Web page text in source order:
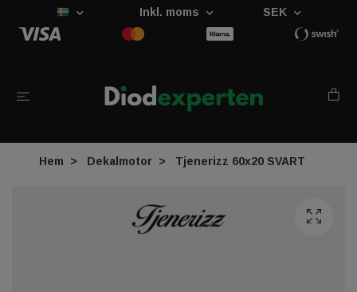
Inkl. moms SEK
Hem Dekalmotor Tjenerizz 60x20 SVART